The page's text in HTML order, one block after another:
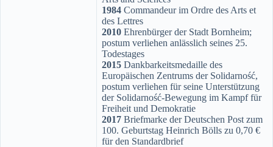
1984 Commandeur im Ordre des Arts et
des Lettres
2010 Ehrenbürger der Stadt Bornheim;
postum verliehen anlässlich seines 25.
Todestages
2015 Dankbarkeitsmedaille des
Europäischen Zentrums der Solidarność,
postum verliehen für seine Unterstützung
der Solidarność-Bewegung im Kampf für
Freiheit und Demokratie
2017 Briefmarke der Deutschen Post zum
100. Geburtstag Heinrich Bölls zu 0,70 €
für den Standardbrief